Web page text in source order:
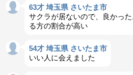
63才 埼玉県 さいたま市
サクラが居ないので、良かっ
る方の割合が高い
54才 埼玉県 さいたま市
いい人に会えました